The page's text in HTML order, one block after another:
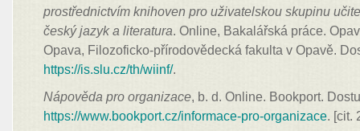
prostřednictvím knihoven pro uživatelskou skupinu
český jazyk a literatura. Online, Bakalářská práce.
Opava, Filozoficko-přírodovědecká fakulta v Opavě.
https://is.slu.cz/th/wiinf/.
Nápověda pro organizace, b. d. Online. Bookport.
https://www.bookport.cz/informace-pro-organizace. [cit.